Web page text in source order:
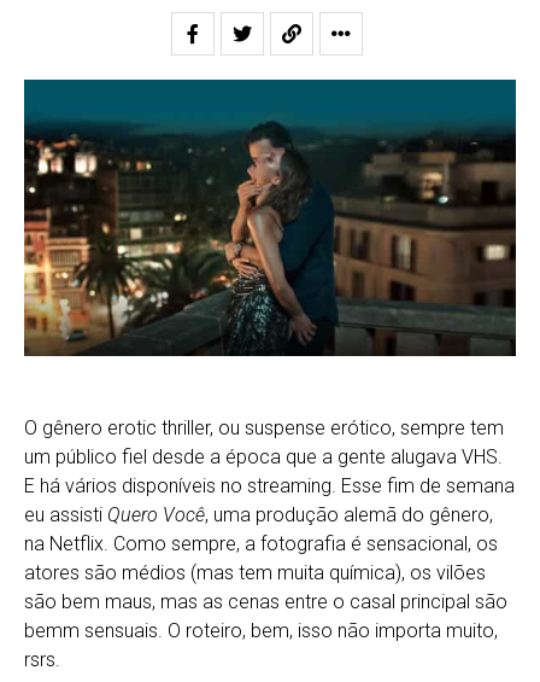
O gênero erotic thriller, ou suspense erótico, sempre tem
um público fiel desde a época que a gente alugava VHS.
E há vários disponíveis no streaming. Esse fim de semana
eu assisti Quero Você, uma produção alemã do gênero,
na Netflix. Como sempre, a fotografia é sensacional, os
atores são médios (mas tem muita química), os vilões
são bem maus, mas as cenas entre o casal principal são
bemm sensuais. O roteiro, bem, isso não importa muito,
rsrs.